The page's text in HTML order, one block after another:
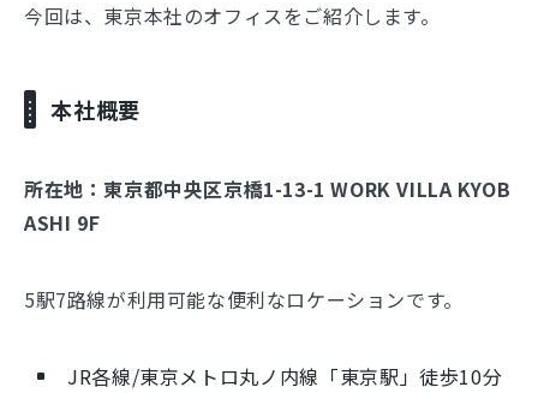
今回は、東京本社のオフィスをご紹介します。
本社概要
所在地：東京都中央区京橋1-13-1 WORK VILLA KYOB
ASHI 9F
5駅7路線が利用可能な便利なロケーションです。
JR各線/東京メトロ丸ノ内線「東京駅」徒歩10分